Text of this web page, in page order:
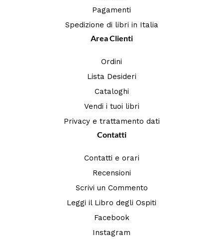
Pagamenti
Spedizione di libri in Italia
Area Clienti
Ordini
Lista Desideri
Cataloghi
Vendi i tuoi libri
Privacy e trattamento dati
Contatti
Contatti e orari
Recensioni
Scrivi un Commento
Leggi il Libro degli Ospiti
Facebook
Instagram